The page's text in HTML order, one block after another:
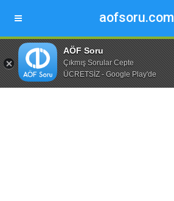
aofsoru.com
AÖF Soru
Çıkmış Sorular Cepte
ÜCRETSİZ - Google Play'de